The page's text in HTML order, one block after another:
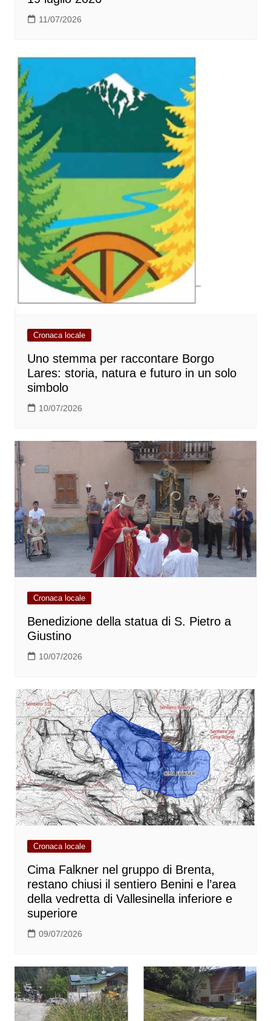
11/07/2026
Cronaca locale
Uno stemma per raccontare Borgo
Lares: storia, natura e futuro in un solo
simbolo
10/07/2026
Cronaca locale
Benedizione della statua di S. Pietro a
Giustino
10/07/2026
Cronaca locale
Cima Falkner nel gruppo di Brenta,
restano chiusi il sentiero Benini e l’area
della vedretta di Vallesinella inferiore e
superiore
09/07/2026